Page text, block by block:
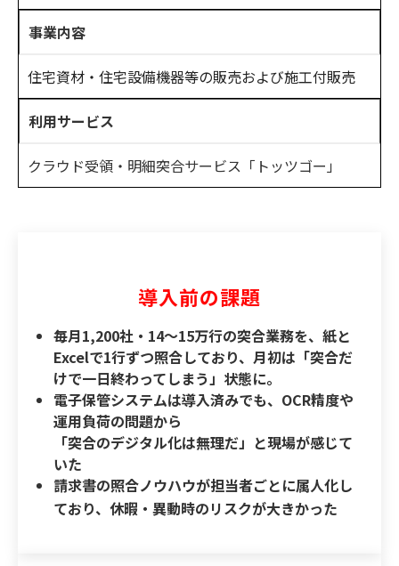
事業内容
住宅資材・住宅設備機器等の販売および施工付販売
利用サービス
クラウド受領・明細突合サービス「トッツゴー」
導入前の課題
毎月1,200社・14〜15万行の突合業務を、紙と
Excelで1行ずつ照合しており、月初は「突合だ
けで一日終わってしまう」状態に。
電子保管システムは導入済みでも、OCR精度や
運用負荷の問題から
「突合のデジタル化は無理だ」と現場が感じて
いた
請求書の照合ノウハウが担当者ごとに属人化し
ており、休暇・異動時のリスクが大きかった